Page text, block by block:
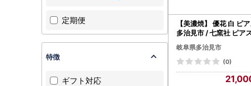
ーーーーーーーー
お届け先が変更と
ーーーーーーーーー
■多治見市ふるさと
TEL：050-8885-
受付時間：9:00～
【美濃焼】 優花 白 ピ
多治見市 / 七窯社 ピア
アクセサリー おしゃれ
P097]
岐阜県多治見市
(0)
定期便
特徴
ギフト対応